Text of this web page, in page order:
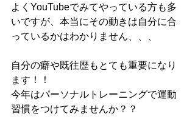
よくYouTubeでみてやっている方も多
いですが、本当にその動きは自分に合
っているかはわかりません、、、
自分の癖や既往歴もとても重要になり
ます！！
今年はパーソナルトレーニングで運動
習慣をつけてみませんか？？